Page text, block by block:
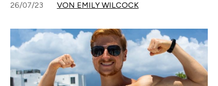
26/07/23 VON EMILY WILCOCK